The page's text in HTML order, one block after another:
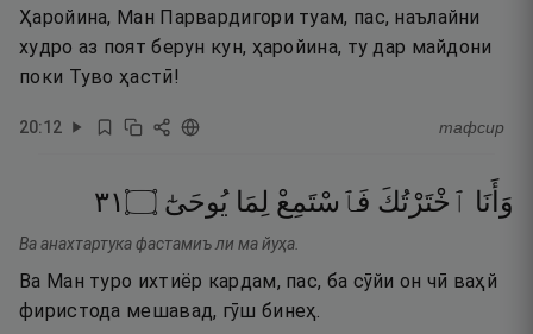
Ҳаройина, Ман Парвардигори туам, пас, наълайни
худро аз поят берун кун, ҳаройина, ту дар майдони
поки Туво ҳастӣ!
20:12 тафсир
وَأَنَا ٱخْتَرْتُكَ فَٱسْتَمِعْ لِمَا يُوحَىٰٓ ۝١٣
Ва анахтартука фастамиъ ли ма йуҳа.
Ва Ман туро ихтиёр кардам, пас, ба сӯйи он чӣ ваҳй
фиристода мешавад, гӯш бинеҳ.